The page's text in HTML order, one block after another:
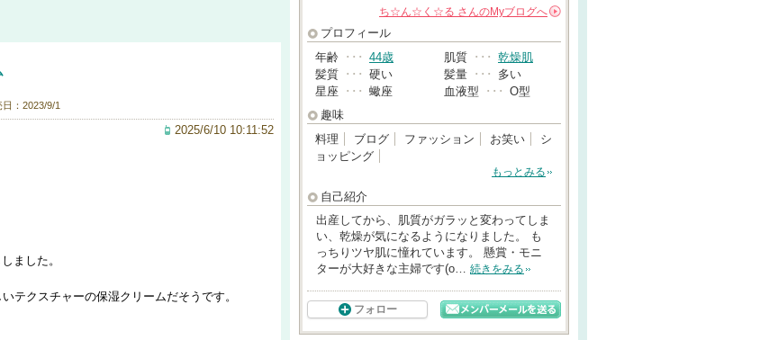
日：2023/9/1
2025/6/10 10:11:52
ました。
テクスチャーの保湿クリームだそうです。
ち☆ん☆く☆る さんのMyブログへ
プロフィール
年齢 ･･･ 44歳 肌質 ･･･ 乾燥肌
髪質 ･･･ 硬い 髪量 ･･･
多い
星座 ･･･ 蠍座 血液型 ･･･ O型
趣味
料理
ブログ ファッション お笑い
シ
ョッピング
もっとみる
自己紹介
出産してから、肌質がガラッと変わってしま
い、乾燥が気になるようになりました。 も
っちりツヤ肌に憧れています。 懸賞・モニ
ターが大好きな主婦です(o… 続きをみる
フォロー